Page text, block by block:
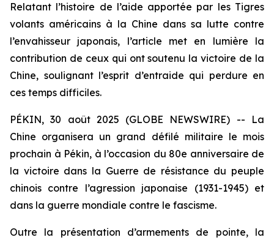
Relatant l’histoire de l’aide apportée par les Tigres
volants américains à la Chine dans sa lutte contre
l’envahisseur japonais, l’article met en lumière la
contribution de ceux qui ont soutenu la victoire de la
Chine, soulignant l’esprit d’entraide qui perdure en
ces temps difficiles.
PÉKIN, 30 août 2025 (GLOBE NEWSWIRE) -- La
Chine organisera un grand défilé militaire le mois
prochain à Pékin, à l’occasion du 80e anniversaire de
la victoire dans la Guerre de résistance du peuple
chinois contre l’agression japonaise (1931-1945) et
dans la guerre mondiale contre le fascisme.
Outre la présentation d’armements de pointe, la